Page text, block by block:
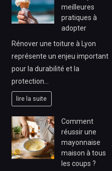
meilleures
pratiques à
adopter
Rénover une toiture à Lyon
représente un enjeu important
pour la durabilité et la
protection…
lire la suite
Comment
réussir une
mayonnaise
maison à tous
les coups ?